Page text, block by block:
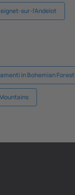
sur-l'Andelot
in Bohemian Forest